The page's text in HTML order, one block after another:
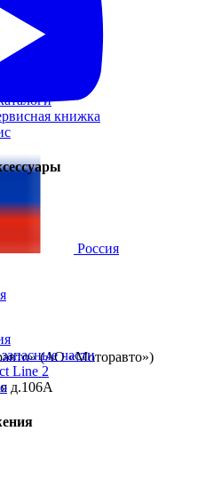
книжка
части
Line 2
Россия
(АО «Моторавто»)
д.106А